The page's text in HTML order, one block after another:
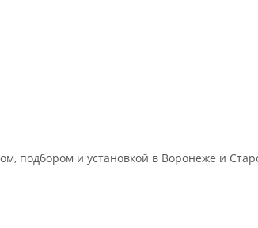
подбором и установкой в Воронеже и